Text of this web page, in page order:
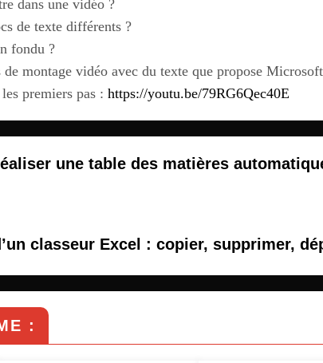
dans une vidéo ?
de texte différents ?
fondu ?
montage vidéo avec du texte que propose
premiers pas : https://youtu.be/79RG6Qec40E
une table des matières
classeur Excel : copier, supprimer,
: